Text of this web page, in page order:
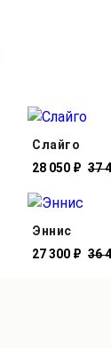
Слайго
28 050 ₽ 37
Эннис
27 300 ₽ 36